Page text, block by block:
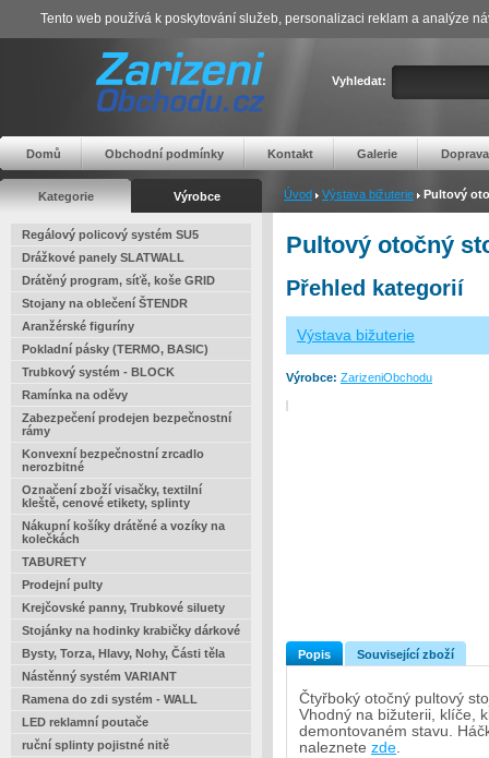
Vyhledat:
Domů Obchodní podmínky Kontakt Galerie Doprava
Kategorie Výrobce Úvod Výstava bižuterie Pultový
Regálový policový systém SU5
Drážkové panely SLATWALL
Drátěný program, síťě, koše GRID
Stojany na oblečení ŠTENDR
Aranžérské figuríny
Pokladní pásky (TERMO, BASIC)
Trubkový systém - BLOCK
Ramínka na oděvy
Zabezpečení prodejen bezpečnostní
rámy
Konvexní bezpečnostní zrcadlo
nerozbitné
Označení zboží visačky, textilní
kleště, cenové etikety, splinty
Nákupní košíky drátěné a vozíky na
kolečkách
TABURETY
Prodejní pulty
Krejčovské panny, Trubkové siluety
Stojánky na hodinky krabičky dárkové
Bysty, Torza, Hlavy, Nohy, Části těla
Nástěnný systém VARIANT
Ramena do zdi systém - WALL
LED reklamní poutače
ruční splinty pojistné nitě
Pultový otočný
Přehled kategorií
Výstava bižuterie
Výrobce: ZarizeniObchodu
Popis Související zboží
Čtyřboký otočný pultový
Vhodný na bižuterii, klíče,
demontovaném stavu.
naleznete zde.
Tento web používá k poskytování služeb, personalizaci reklam a analýze